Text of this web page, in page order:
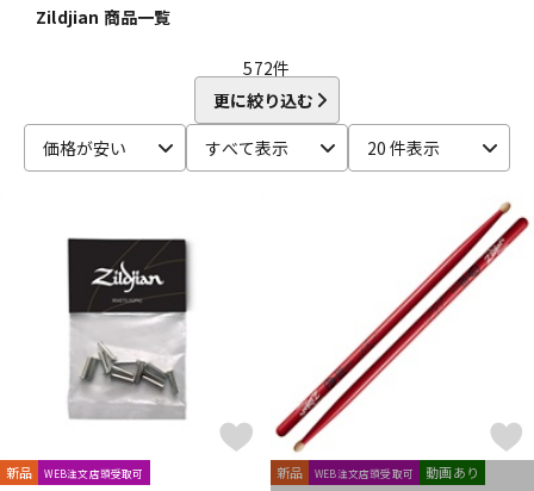
ドラム パーカッション
キーボード 電子ピアノ
Zildjian 商品一覧
572件
更に絞り込む
価格が安い
すべて表示 20 件表示
新品 WEB注文店頭受取可 新品 WEB注文店頭受取可 動画あり